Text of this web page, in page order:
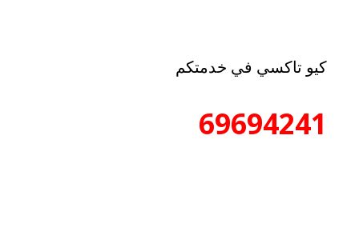
كيو تاكسي في خدمتكم
69694241